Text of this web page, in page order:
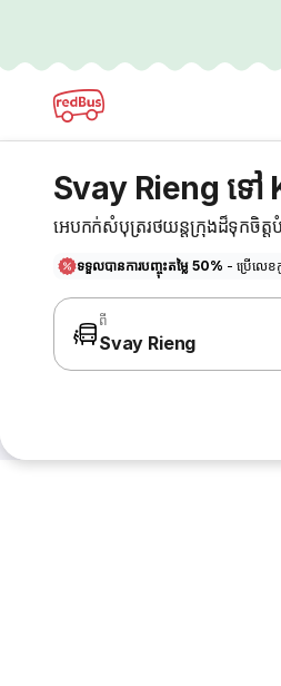
Svay Rieng ទៅ
អេបកក់សំបុត្ររថយន្តក្រុងដ៏ទុកចិត្ត
ទទួលបានការបញ្ចុះតម្លៃ 50% - ប្រើលេ
ពី
Svay Rieng